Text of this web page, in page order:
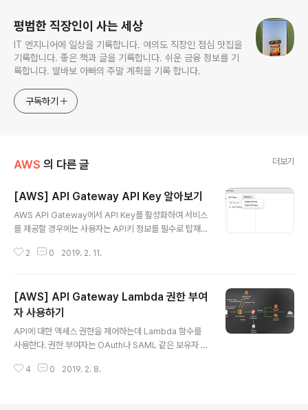
평범한 직장인이 사는 세상
IT 엔지니어에 일상을 기록합니다. 여의도 직장인 점심 맛집을
기록합니다. 좋은 책과 글을 기록합니다. 쉬운 금융 정보를 기
록합니다. 딸바보 아빠의 주말 계획을 기록 합니다.
구독하기
AWS 의 다른 글 더보기
[AWS] API Gateway API Key 알아보기
AWS API Gateway에서 API Key를 활성화하여 서비스
를 제공할 경우에는 사용자는 API키 정보를 필수로 탑재하
한 할당량과 속도에 맞게 서비스되고 그렇지 않은 경우 Inv
API KEY값을 입력하여 요청. (사용자에게 API KEY값을
공유하여 사용한다.) : 사용자는 REST API 요청시 X-API
-Key 헤더로서 API KEY를 함께 전달한다. (단, 이와 같이
사용하면 API KEY값이 도난당할 수 있으므로 보안에 위험
이 있다.) 2. 권한 부여자가 제공한 API KEY를 사용하기.
사용자가 Token값과..
2 0 2019. 2. 11.
[AWS] API Gateway Lambda 권한 부여
자 사용하기
API에 대한 액세스 권한을 제어하는데 Lambda 함수를
사용한다. 권한 부여자는 OAuth나 SAML 같은 보유자 토
계 변수 또는 컨텍스트 변수 요청 파라미터 정보를 활용하
4 0 2019. 2. 8.